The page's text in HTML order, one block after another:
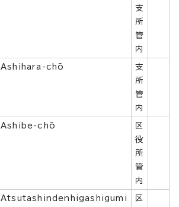
支
所
管
内
Ashihara-chō
支
所
管
内
Ashibe-chō
区
役
所
管
内
Atsutashindenhigashigumi
区